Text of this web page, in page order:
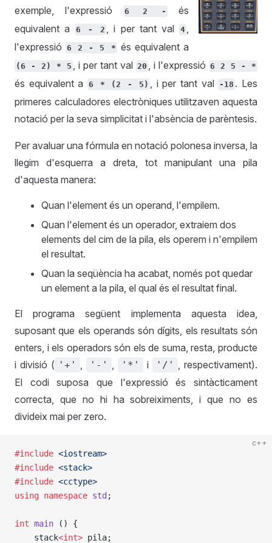
exemple, l'expressió
6 2 -
és
equivalent a
6 - 2 , i per tant val 4 ,
l'expressió
6 2 - 5 * és equivalent a
(6 - 2) * 5 , i per tant val 20 , i l'expressió 6 2 5 - *
és equivalent a 6 * (2 - 5) , i per tant val -18 . Les
primeres calculadores electròniques utilitzaven aquesta
notació per la seva simplicitat i l'absència de parèntesis.
Per avaluar una fórmula en notació polonesa inversa, la
llegim d'esquerra a dreta, tot manipulant una pila
d'aquesta manera:
Quan l'element és un operand, l'empilem.
Quan l'element és un operador, extraiem dos
elements del cim de la pila, els operem i n'empilem
el resultat.
Quan la seqüència ha acabat, només pot quedar
un element a la pila, el qual és el resultat final.
El programa següent implementa aquesta idea,
suposant que els operands són dígits, els resultats són
enters, i els operadors són els de suma, resta, producte
i divisió ( '+' , '-' , '*' i '/' , respectivament).
El codi suposa que l'expressió és sintàcticament
correcta, que no hi ha sobreiximents, i que no es
divideix mai per zero.
c++
#include <iostream>
#include <stack>
#include <cctype>
using namespace std ;
int main () {
    stack
<int> pila;